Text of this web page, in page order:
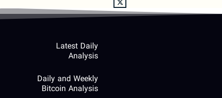
Latest Daily
Analysis
Daily and Weekly
Bitcoin Analysis